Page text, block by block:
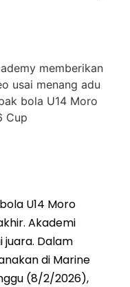
U14 Moro
Akademi
juara. Dalam
di Marine
(8/2/2026),